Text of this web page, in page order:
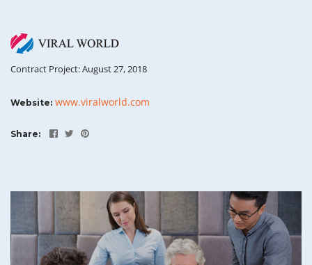
Contract Project: August 27, 2018
Website: www.viralworld.com
Share: